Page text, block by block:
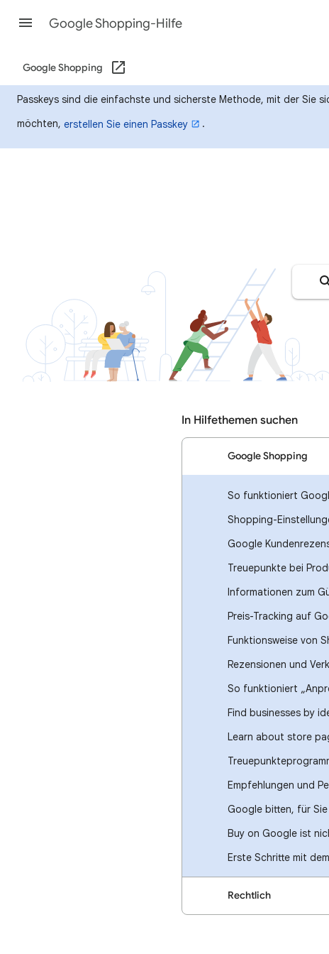
Google Shopping-Hilfe
Google Shopping
Passkeys sind die einfachste und sicherste Methode, mit der Sie
möchten, erstellen Sie einen Passkey .
In Hilfethemen suchen
Google Shopping
So funktioniert
Shopping-
Google
Treuepunkte bei
Informationen zum
Preis-Tracking auf
Funktionsweise von
Rezensionen und
So funktioniert
Find businesses by
Learn about store
Empfehlungen und
Google bitten, für
Buy on Google ist
Erste Schritte mit
Rechtlich